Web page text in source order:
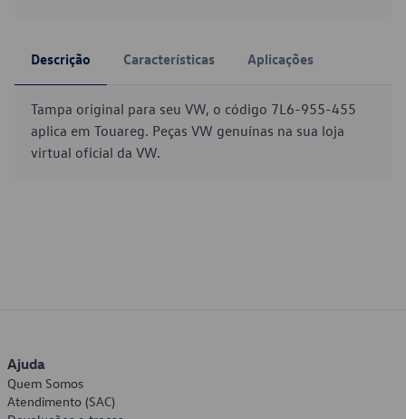
Descrição Características Aplicações
Tampa original para seu VW, o código 7L6-955-455
aplica em Touareg. Peças VW genuínas na sua loja
virtual oficial da VW.
Ajuda
Quem Somos
Atendimento (SAC)